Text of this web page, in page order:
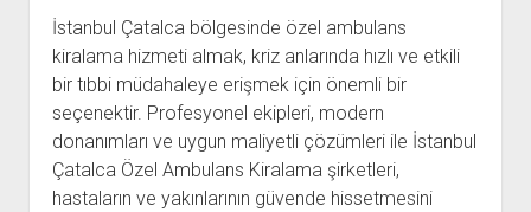
İstanbul Çatalca bölgesinde özel ambulans
kiralama hizmeti almak, kriz anlarında hızlı ve etkili
bir tıbbi müdahaleye erişmek için önemli bir
seçenektir. Profesyonel ekipleri, modern
donanımları ve uygun maliyetli çözümleri ile İstanbul
Çatalca Özel Ambulans Kiralama şirketleri,
hastaların ve yakınlarının güvende hissetmesini